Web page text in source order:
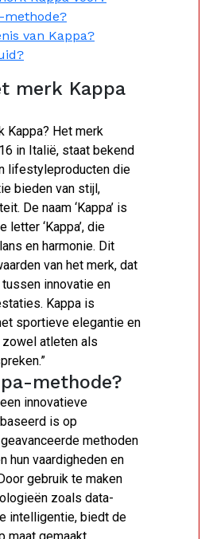
methode?
van Kappa?
merk Kappa
Kappa? Het merk
in Italië, staat bekend
lifestyleproducten die
bieden van stijl,
De naam ‘Kappa’ is
‘Kappa’, die
en harmonie. Dit
van het merk, dat
innovatie en
Kappa is
sportieve elegantie en
atleten als
methode?
innovatieve
is op
methoden
hun vaardigheden en
gebruik te maken
zoals data-
intelligentie, biedt de